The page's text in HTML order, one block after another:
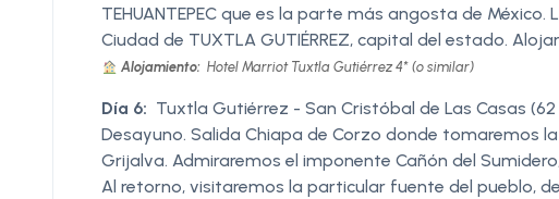
TEHUANTEPEC que es la parte más angosta de
Ciudad de TUXTLA GUTIÉRREZ, capital del estado.
Alojamiento: Hotel Marriot Tuxtla Gutiérrez 4* (o similar)
Día 6: Tuxtla Gutiérrez - San Cristóbal de Las Casas (62
Desayuno. Salida Chiapa de Corzo donde tomaremos
Grijalva. Admiraremos el imponente Cañón del
Al retorno, visitaremos la particular fuente del pueblo,